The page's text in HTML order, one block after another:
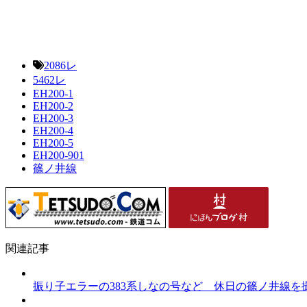
2086レ
5462レ
EH200-1
EH200-2
EH200-3
EH200-4
EH200-5
EH200-901
篠ノ井線
関連記事
振り子エラーの383系しなの号など 休日の篠ノ井線を撮